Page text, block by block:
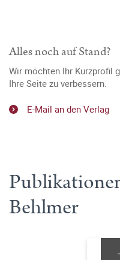
Alles noch auf Stand?
Wir möchten Ihr Kurzprofil
Ihre Seite zu verbessern.
E-Mail an den Verlag
Behlmer